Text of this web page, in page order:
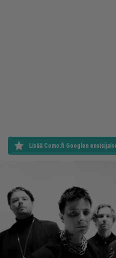
Lisää Como.fi Googlen